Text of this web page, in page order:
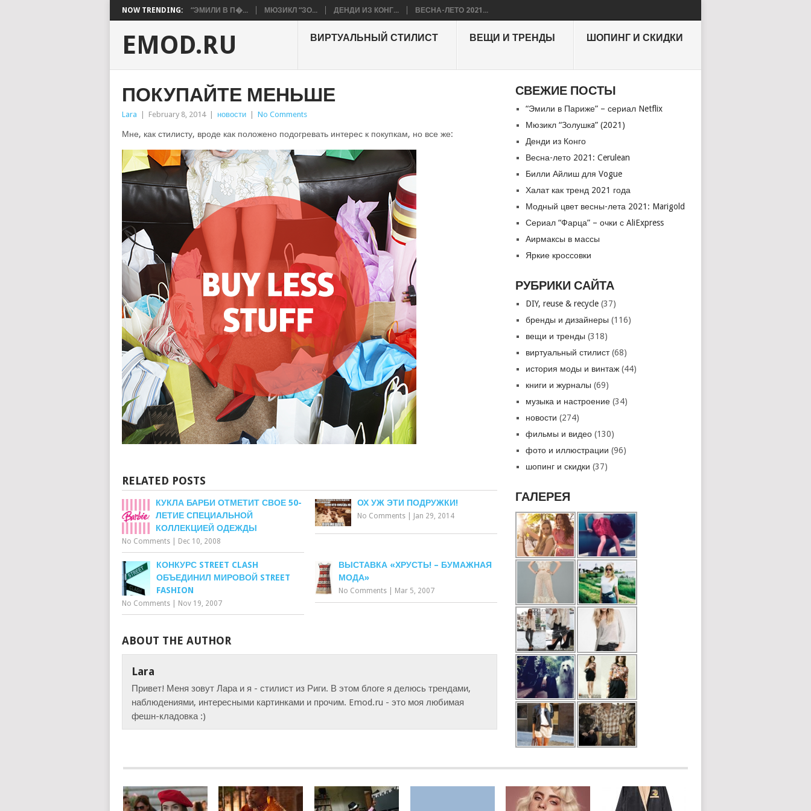
NOW TRENDING: “ЭМИЛИ В П�... МЮЗИКЛ “ЗО... ДЕНДИ ИЗ КОНГ... ВЕСНА-ЛЕТО 2021...
EMOD.RU ВИРТУАЛЬНЫЙ СТИЛИСТ ВЕЩИ И ТРЕНДЫ ШОПИНГ И СКИДКИ
ПОКУПАЙТЕ МЕНЬШЕ
Lara February 8, 2014 новости No Comments
Мне, как стилисту, вроде как положено подогревать интерес к покупкам, но все же:
RELATED POSTS
КУКЛА БАРБИ ОТМЕТИТ СВОЕ 50-
ЛЕТИЕ СПЕЦИАЛЬНОЙ
КОЛЛЕКЦИЕЙ ОДЕЖДЫ
No Comments Dec 10, 2008
ОХ УЖ ЭТИ ПОДРУЖКИ!
No Comments Jan 29, 2014
КОНКУРС STREET CLASH
ОБЪЕДИНИЛ МИРОВОЙ STREET
FASHION
No Comments Nov 19, 2007
ВЫСТАВКА «ХРУСТЬ! – БУМАЖНАЯ
МОДА»
No Comments Mar 5, 2007
ABOUT THE AUTHOR
Lara
Привет! Меня зовут Лара и я - стилист из Риги. В этом блоге я делюсь трендами,
наблюдениями, интересными картинками и прочим. Emod.ru - это моя любимая
фешн-кладовка :)
СВЕЖИЕ ПОСТЫ
“Эмили в Париже” – сериал Netflix
Мюзикл “Золушкa” (2021)
Денди из Конго
Весна-лето 2021: Cerulean
Билли Айлиш для Vogue
Халат как тренд 2021 года
Модный цвет весны-лета 2021: Marigold
Сериал “Фарца” – очки с AliExpress
Аирмаксы в массы
Яркие кроссовки
РУБРИКИ САЙТА
DIY, reuse & recycle (37)
бренды и дизайнеры (116)
вещи и тренды (318)
виртуальный стилист(68)
история моды и винтаж (44)
книги и журналы (69)
музыка и настроение (34)
новости (274)
фильмы и видео (130)
фото и иллюстрации (96)
шопинг и скидки (37)
ГАЛЕРЕЯ